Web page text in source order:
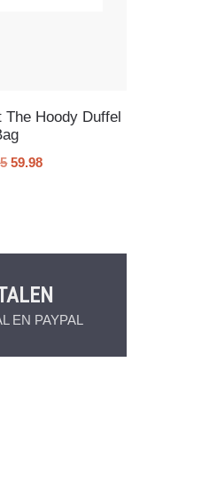
The Hoody Duffel
59.98
EN PAYPAL